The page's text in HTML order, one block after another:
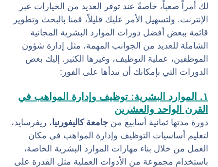
لك أمراً صعباً، خاصةً عند توفر العديد من الخيارات عبر
الإنترنت. ولتسهيل الأمر عليك قليلاً، قمنا بالبحث وتطوير
قائمة ببعض أفضل دورات الموارد البشرية المجانية
الشاملة للعديد من الجوانب المهمة، مثل إدارة شؤون
الموظفين، عملية التوظيف، وغيرها الكثير. إليك بعض
الدورات التي بإمكانك أن تبدأها على الفور:
١. الموارد البشرية: توظيف وإدارة المواهب في
القرن الواحد والعشرين
دورة مدتها ثمانية أسابيع من جامعة كاليفورنيا، ريفرسايد،
لتعليم أساسيات التوظيف وإدارة المواهب في مكان
العمل من خلال بناء مهارات الموارد البشرية الخاصة،
باستخدام مجموعة من الأدوات العملية مثل القدرة على